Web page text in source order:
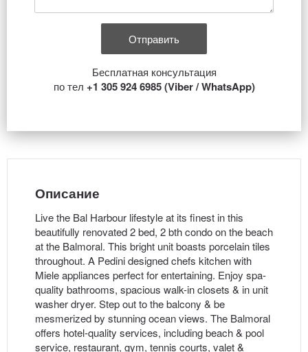
Бесплатная консультация
по тел +1 305 924 6985 (Viber / WhatsApp)
Описание
Live the Bal Harbour lifestyle at its finest in this
beautifully renovated 2 bed, 2 bth condo on the beach
at the Balmoral. This bright unit boasts porcelain tiles
throughout. A Pedini designed chefs kitchen with
Miele appliances perfect for entertaining. Enjoy spa-
quality bathrooms, spacious walk-in closets & in unit
washer dryer. Step out to the balcony & be
mesmerized by stunning ocean views. The Balmoral
offers hotel-quality services, including beach & pool
service, restaurant, gym, tennis courts, valet &